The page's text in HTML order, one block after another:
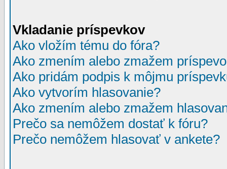
Vkladanie príspevkov
Ako vložím tému do fóra?
Ako zmením alebo zmažem
Ako pridám podpis k môjmu
Ako vytvorím hlasovanie?
Ako zmením alebo zmažem
Prečo sa nemôžem dostať k fóru?
Prečo nemôžem hlasovať v ankete?